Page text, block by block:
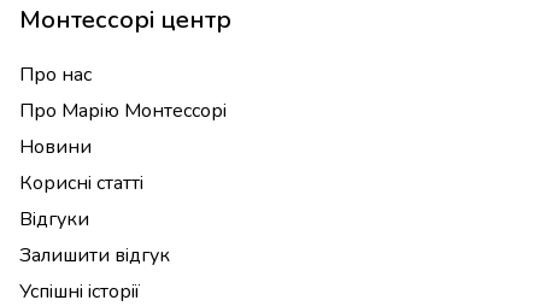
Монтессорі центр
Про нас
Про Марію Монтессорі
Новини
Корисні статті
Відгуки
Залишити відгук
Успішні історії